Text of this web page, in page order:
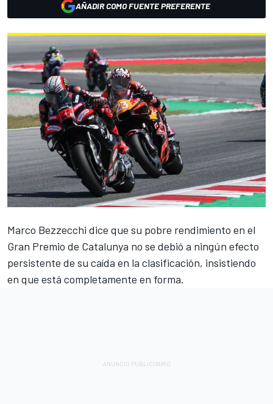
AÑADIR COMO FUENTE PREFERENTE
Marco Bezzecchi dice que su pobre rendimiento en el
Gran Premio de Catalunya no se debió a ningún efecto
persistente de su caída en la clasificación, insistiendo
en que está completamente en forma.